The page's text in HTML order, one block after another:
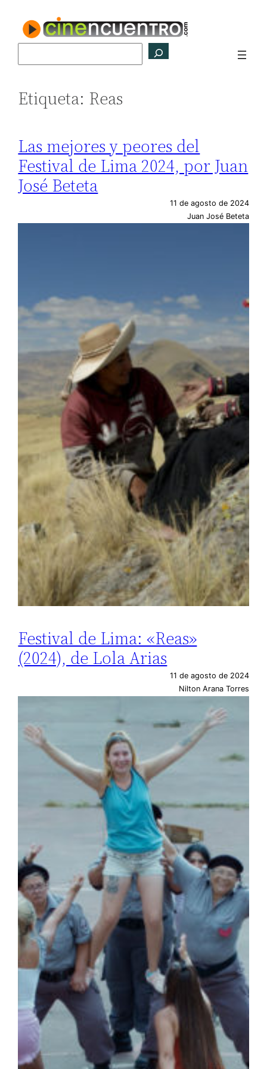
contenido
Etiqueta: Reas
Las mejores y peores del
Festival de Lima 2024, por Juan
José Beteta
11 de agosto de 2024
Juan José Beteta
Festival de Lima: «Reas»
(2024), de Lola Arias
11 de agosto de 2024
Nilton Arana Torres